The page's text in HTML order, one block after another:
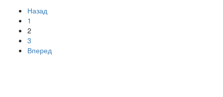
Назад
1
2
3
Вперед